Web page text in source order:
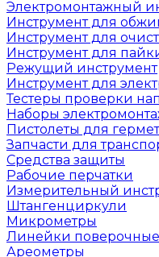
Электромонтажный
Инструмент для
Инструмент для
Инструмент для
Режущий инструмент
Инструмент для
Тестеры проверки
Наборы
Пистолеты для
Запчасти для
Средства защиты
Рабочие перчатки
Измерительный
Штангенциркули
Микрометры
Линейки поверочные
Ареометры